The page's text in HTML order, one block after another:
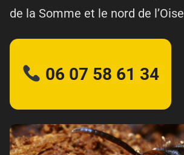
de la Somme et le nord de l’Oise
06 07 58 61 34